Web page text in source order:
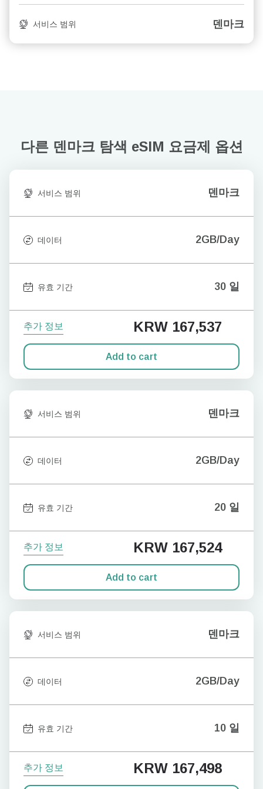
서비스 범위 덴마크
다른 덴마크 탐색 eSIM 요금제 옵션
서비스 범위 덴마크
데이터 2GB/Day
유효 기간 30 일
추가 정보 KRW 167,537
Add to cart
서비스 범위 덴마크
데이터 2GB/Day
유효 기간 20 일
추가 정보 KRW 167,524
Add to cart
서비스 범위 덴마크
데이터 2GB/Day
유효 기간 10 일
추가 정보 KRW 167,498